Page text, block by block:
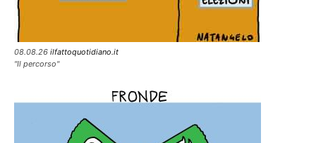
08.08.26 ilfattoquotidiano.it
"Il percorso"